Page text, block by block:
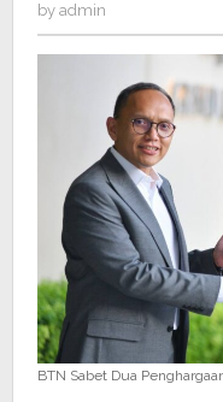
by admin
BTN Sabet Dua